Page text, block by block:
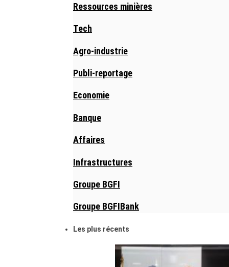
Ressources minières
Tech
Agro-industrie
Publi-reportage
Economie
Banque
Affaires
Infrastructures
Groupe BGFI
Groupe BGFIBank
Les plus récents